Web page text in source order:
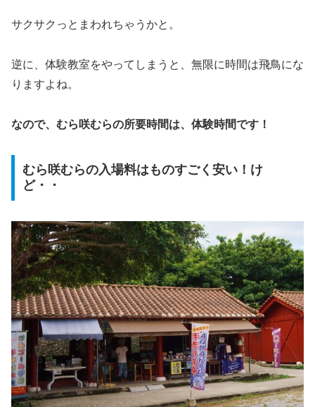
サクサクっとまわれちゃうかと。
逆に、体験教室をやってしまうと、無限に時間は飛鳥にな
りますよね。
なので、むら咲むらの所要時間は、体験時間です！
むら咲むらの入場料はものすごく安い！け
ど・・